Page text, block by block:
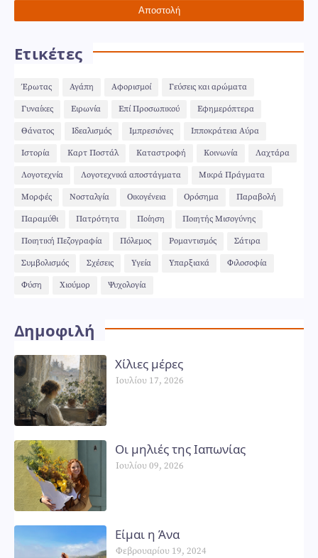
Ετικέτες
Έρωτας Αγάπη Αφορισμοί Γεύσεις και αρώματα
Γυναίκες Ειρωνία Επί Προσωπικού Εφημερόπτερα
Θάνατος Ιδεαλισμός Ιμπρεσιόνες Ιπποκράτεια Αύρα
Ιστορία Καρτ Ποστάλ Καταστροφή Κοινωνία Λαχτάρα
Λογοτεχνία Λογοτεχνικά αποστάγματα Μικρά Πράγματα
Μορφές Νοσταλγία Οικογένεια Ορόσημα Παραβολή
Παραμύθι Πατρότητα Ποίηση Ποιητής Μισογύνης
Ποιητική Πεζογραφία Πόλεμος Ρομαντισμός Σάτιρα
Συμβολισμός Σχέσεις Υγεία Υπαρξιακά Φιλοσοφία
Φύση Χιούμορ Ψυχολογία
Δημοφιλή
Χίλιες μέρες
Ιουλίου 17, 2026
Οι μηλιές της Ιαπωνίας
Ιουλίου 09, 2026
Είμαι η Άνα
Φεβρουαρίου 19, 2024